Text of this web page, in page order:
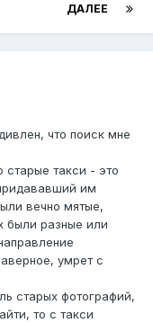
ДАЛЕЕ
что поиск мне
такси - это
им
вечно мятые,
были разные или
умрет с
старых фотографий,
то с такси